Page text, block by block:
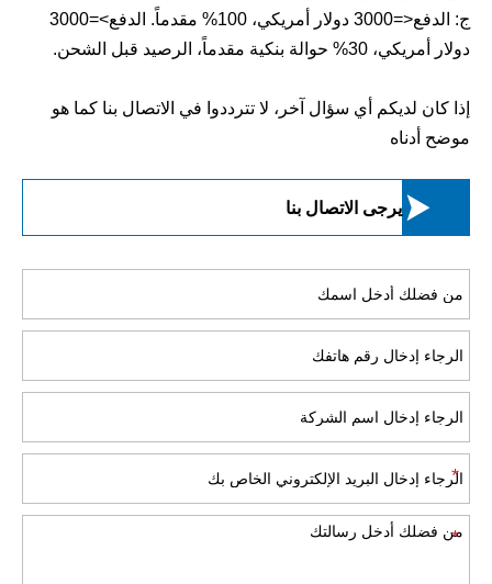
ج: الدفع<=3000 دولار أمريكي، 100% مقدماً. الدفع>=3000
دولار أمريكي، 30% حوالة بنكية مقدماً، الرصيد قبل الشحن.
إذا كان لديكم أي سؤال آخر، لا تترددوا في الاتصال بنا كما هو
موضح أدناه
يرجى الاتصال بنا